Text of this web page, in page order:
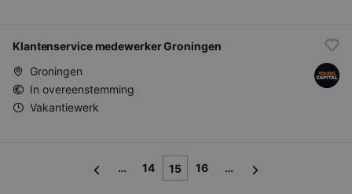
Klantenservice medewerker Groningen
Groningen
In overeenstemming
Vakantiewerk
… 14 15 16 …